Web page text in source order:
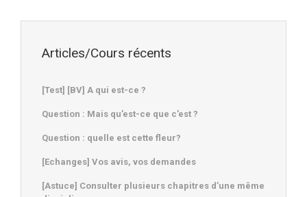
Articles/Cours récents
[Test] [BV] A qui est-ce ?
Question : Mais qu’est-ce que c’est ?
Question : quelle est cette fleur?
[Echanges] Vos avis, vos demandes
[Astuce] Consulter plusieurs chapitres d’une même